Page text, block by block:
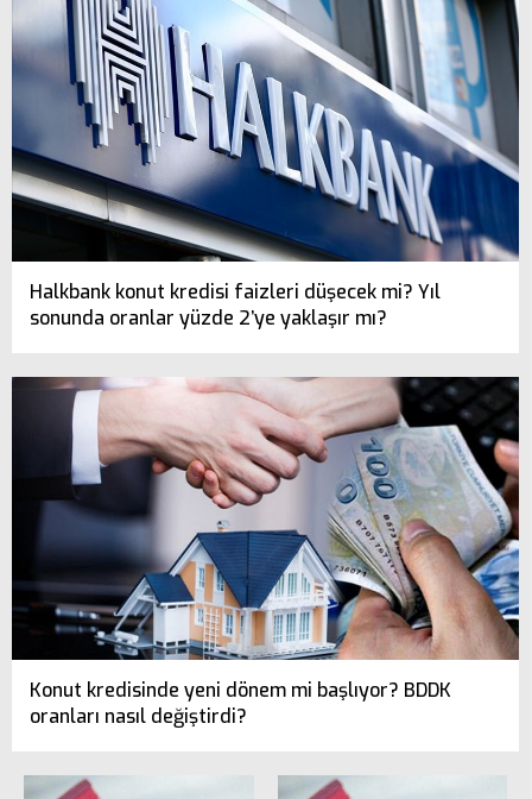
Halkbank konut kredisi faizleri düşecek mi? Yıl
sonunda oranlar yüzde 2’ye yaklaşır mı?
Konut kredisinde yeni dönem mi başlıyor? BDDK
oranları nasıl değiştirdi?